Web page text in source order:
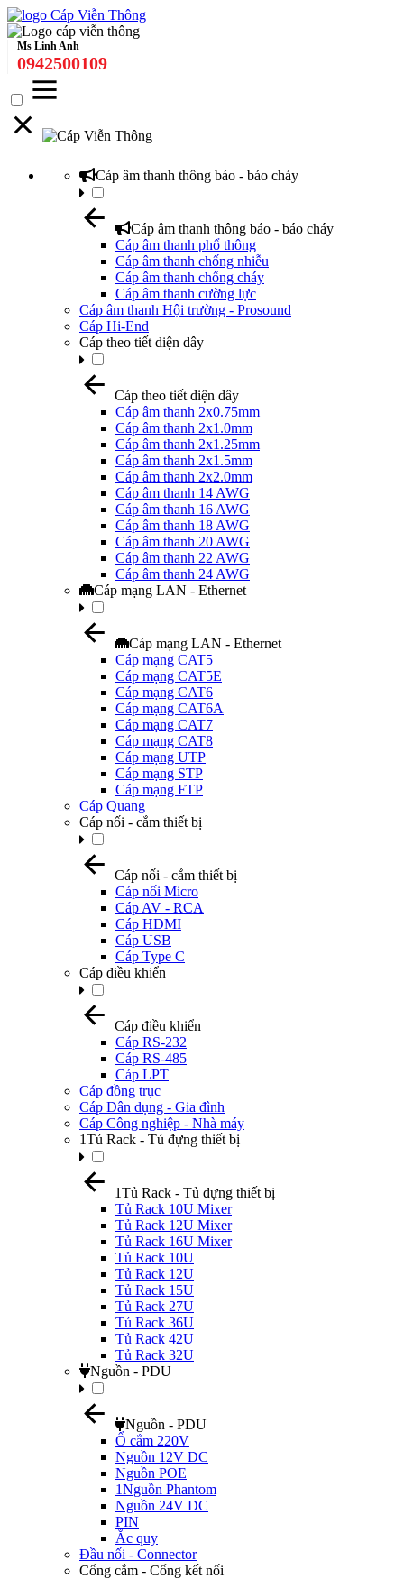
Ms Linh Anh
0942500109
Cáp âm thanh thông báo - báo cháy
Cáp âm thanh thông báo - báo cháy
Cáp âm thanh phổ thông
Cáp âm thanh chống nhiễu
Cáp âm thanh chống cháy
Cáp âm thanh cường lực
Cáp âm thanh Hội trường - Prosound
Cáp Hi-End
Cáp theo tiết diện dây
Cáp theo tiết diện dây
Cáp âm thanh 2x0.75mm
Cáp âm thanh 2x1.0mm
Cáp âm thanh 2x1.25mm
Cáp âm thanh 2x1.5mm
Cáp âm thanh 2x2.0mm
Cáp âm thanh 14 AWG
Cáp âm thanh 16 AWG
Cáp âm thanh 18 AWG
Cáp âm thanh 20 AWG
Cáp âm thanh 22 AWG
Cáp âm thanh 24 AWG
Cáp mạng LAN - Ethernet
Cáp mạng LAN - Ethernet
Cáp mạng CAT5
Cáp mạng CAT5E
Cáp mạng CAT6
Cáp mạng CAT6A
Cáp mạng CAT7
Cáp mạng CAT8
Cáp mạng UTP
Cáp mạng STP
Cáp mạng FTP
Cáp Quang
Cáp nối - cắm thiết bị
Cáp nối - cắm thiết bị
Cáp nối Micro
Cáp AV - RCA
Cáp HDMI
Cáp USB
Cáp Type C
Cáp điều khiển
Cáp điều khiển
Cáp RS-232
Cáp RS-485
Cáp LPT
Cáp đồng trục
Cáp Dân dụng - Gia đình
Cáp Công nghiệp - Nhà máy
1Tủ Rack - Tủ đựng thiết bị
1Tủ Rack - Tủ đựng thiết bị
Tủ Rack 10U Mixer
Tủ Rack 12U Mixer
Tủ Rack 16U Mixer
Tủ Rack 10U
Tủ Rack 12U
Tủ Rack 15U
Tủ Rack 27U
Tủ Rack 36U
Tủ Rack 42U
Tủ Rack 32U
Nguồn - PDU
Nguồn - PDU
Ổ cắm 220V
Nguồn 12V DC
Nguồn POE
1Nguồn Phantom
Nguồn 24V DC
PIN
Ắc quy
Đầu nối - Connector
Cổng cắm - Cổng kết nối